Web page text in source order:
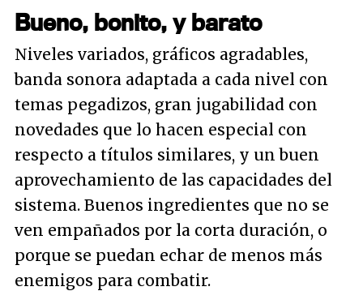
Bueno, bonito, y barato
Niveles variados, gráficos agradables,
banda sonora adaptada a cada nivel con
temas pegadizos, gran jugabilidad con
novedades que lo hacen especial con
respecto a títulos similares, y un buen
aprovechamiento de las capacidades del
sistema. Buenos ingredientes que no se
ven empañados por la corta duración, o
porque se puedan echar de menos más
enemigos para combatir.